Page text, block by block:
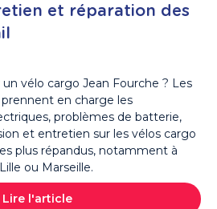
et réparation des
vélo cargo Jean Fourche ? Les
en charge les
problèmes de batterie,
et entretien sur les vélos cargo
plus répandus, notamment à
ou Marseille.
Lire l'article